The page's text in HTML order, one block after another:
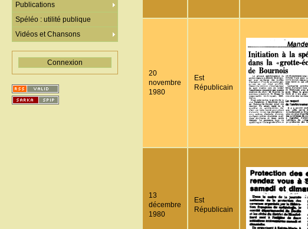
20
novembre
1980
Est
Républicain
13
décembre
1980
Est
Républicain
Publications
Spéléo : utilité publique
Vidéos et Chansons
Connexion